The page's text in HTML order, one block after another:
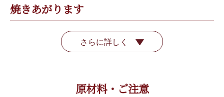
焼きあがります
さらに詳しく
原材料・ご注意